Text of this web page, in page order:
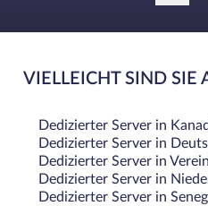
VIELLEICHT SIND SIE
Dedizierter Server in
Dedizierter Server in
Dedizierter Server in
Dedizierter Server in
Dedizierter Server in